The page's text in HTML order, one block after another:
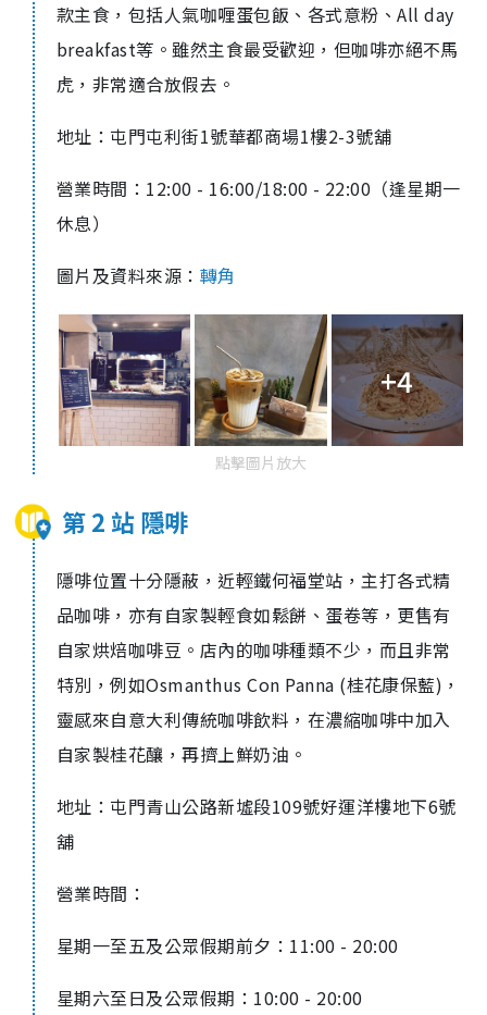
款主食，包括人氣咖喱蛋包飯、各式意粉、All day
breakfast等。雖然主食最受歡迎，但咖啡亦絕不馬
虎，非常適合放假去。
地址：屯門屯利街1號華都商場1樓2-3號舖
營業時間： 12:00 - 16:00/18:00 - 22:00 （逢星期一
休息）
圖片及資料來源： 轉角
+4
點擊圖片放大
第 2 站 隱啡
隱啡位置十分隱蔽，近輕鐵何福堂站，主打各式精
品咖啡，亦有自家製輕食如鬆餅、蛋卷等，更售有
自家烘焙咖啡豆。店內的咖啡種類不少，而且非常
特別，例如Osmanthus Con Panna (桂花康保藍)，
靈感來自意大利傳統咖啡飲料，在濃縮咖啡中加入
自家製桂花釀，再擠上鮮奶油。
地址：屯門青山公路新墟段109號好運洋樓地下6號
舖
營業時間：
星期一至五及公眾假期前夕： 11:00 - 20:00
星期六至日及公眾假期： 10:00 - 20:00